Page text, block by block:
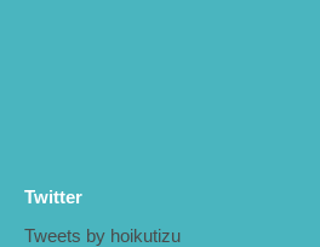
Twitter
Tweets by hoikutizu